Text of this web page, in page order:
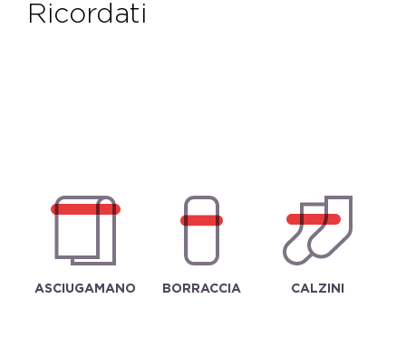
ricordati
ASCIUGAMANO BORRACCIA CALZINI